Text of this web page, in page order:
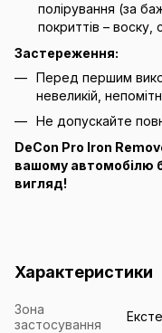
полірування (за
покриттів – воску,
Застереження:
Перед першим
невеликій,
Не допускайте
DeCon Pro Iron
вашому автомобілю
вигляд!
Характеристики
Зона
застосування